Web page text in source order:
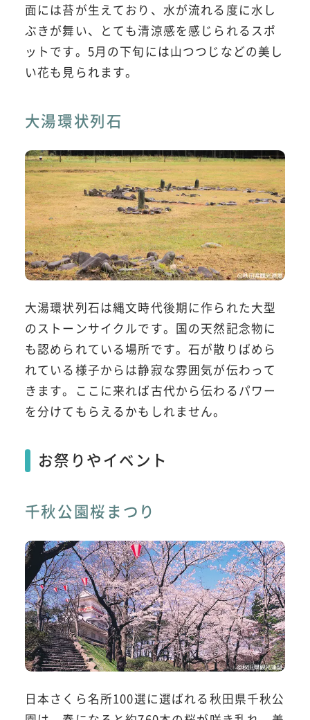
面には苔が生えており、水が流れる度に水し
ぶきが舞い、とても清涼感を感じられるスポ
ットです。5月の下旬には山つつじなどの美し
い花も見られます。
大湯環状列石
大湯環状列石は縄文時代後期に作られた大型
のストーンサイクルです。国の天然記念物に
も認められている場所です。石が散りばめら
れている様子からは静寂な雰囲気が伝わって
きます。ここに来れば古代から伝わるパワー
を分けてもらえるかもしれません。
お祭りやイベント
千秋公園桜まつり
日本さくら名所100選に選ばれる秋田県千秋公